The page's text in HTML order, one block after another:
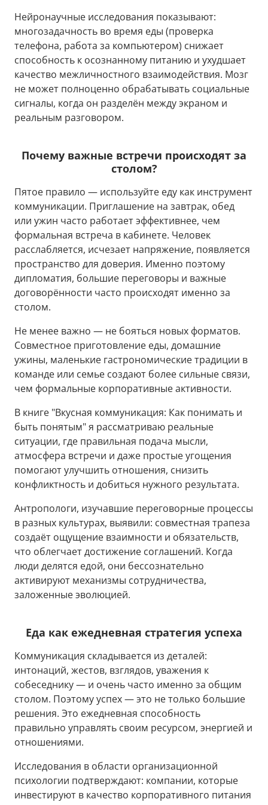
Нейронаучные исследования показывают:
многозадачность во время еды (проверка
телефона, работа за компьютером) снижает
способность к осознанному питанию и ухудшает
качество межличностного взаимодействия. Мозг
не может полноценно обрабатывать социальные
сигналы, когда он разделён между экраном и
реальным разговором.
Почему важные встречи происходят за
столом?
Пятое правило — используйте еду как инструмент
коммуникации. Приглашение на завтрак, обед
или ужин часто работает эффективнее, чем
формальная встреча в кабинете. Человек
расслабляется, исчезает напряжение, появляется
пространство для доверия. Именно поэтому
дипломатия, большие переговоры и важные
договорённости часто происходят именно за
столом.
Не менее важно — не бояться новых форматов.
Совместное приготовление еды, домашние
ужины, маленькие гастрономические традиции в
команде или семье создают более сильные связи,
чем формальные корпоративные активности.
В книге "Вкусная коммуникация: Как понимать и
быть понятым" я рассматриваю реальные
ситуации, где правильная подача мысли,
атмосфера встречи и даже простые угощения
помогают улучшить отношения, снизить
конфликтность и добиться нужного результата.
Антропологи, изучавшие переговорные процессы
в разных культурах, выявили: совместная трапеза
создаёт ощущение взаимности и обязательств,
что облегчает достижение соглашений. Когда
люди делятся едой, они бессознательно
активируют механизмы сотрудничества,
заложенные эволюцией.
Еда как ежедневная стратегия успеха
Коммуникация складывается из деталей:
интонаций, жестов, взглядов, уважения к
собеседнику — и очень часто именно за общим
столом. Поэтому успех — это не только большие
решения. Это ежедневная способность
правильно управлять своим ресурсом, энергией и
отношениями.
Исследования в области организационной
психологии подтверждают: компании, которые
инвестируют в качество корпоративного питания